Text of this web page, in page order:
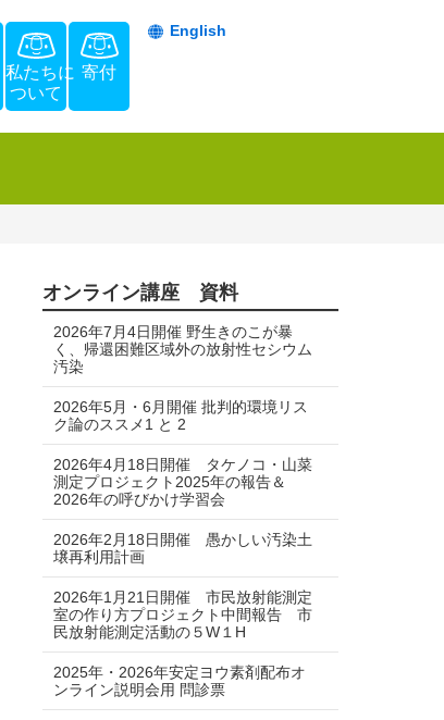
私たちに
ついて
寄付
English
オンライン講座 資料
2026年7月4日開催 野生きのこが暴
く、帰還困難区域外の放射性セシウム
汚染
2026年5月・6月開催 批判的環境リス
ク論のススメ1 と 2
2026年4月18日開催 タケノコ・山菜
測定プロジェクト2025年の報告＆
2026年の呼びかけ学習会
2026年2月18日開催 愚かしい汚染土
壌再利用計画
2026年1月21日開催 市民放射能測定
室の作り方プロジェクト中間報告 市
民放射能測定活動の５W１H
2025年・2026年安定ヨウ素剤配布オ
ンライン説明会用 問診票